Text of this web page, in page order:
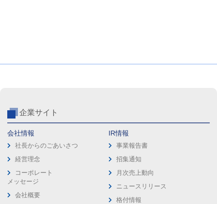
企業サイト
会社情報
社長からのごあいさつ
経営理念
コーポレート
メッセージ
会社概要
IR情報
事業報告書
招集通知
月次売上動向
ニュースリリース
格付情報